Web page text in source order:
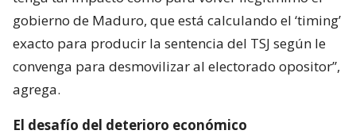
gobierno de Maduro, que está calculando el ‘timing’
exacto para producir la sentencia del TSJ según le
convenga para desmovilizar al electorado opositor”,
agrega.
El desafío del deterioro económico